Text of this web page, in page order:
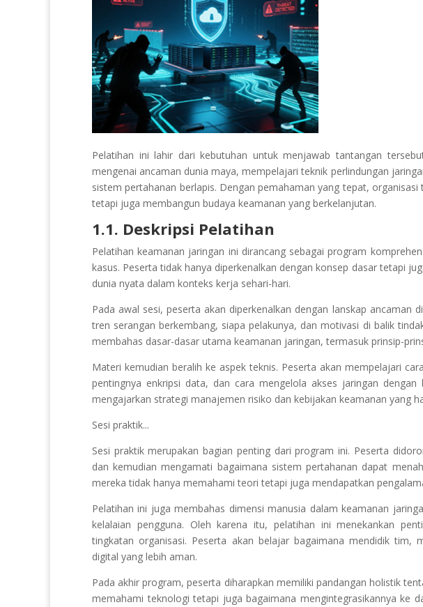
Pelatihan ini lahir dari kebutuhan untuk menjawab tantangan
mengenai ancaman dunia maya, mempelajari teknik perlindungan
sistem pertahanan berlapis. Dengan pemahaman yang tepat,
tetapi juga membangun budaya keamanan yang berkelanjutan.
1.1. Deskripsi Pelatihan
Pelatihan keamanan jaringan ini dirancang sebagai program
kasus. Peserta tidak hanya diperkenalkan dengan konsep dasar tetapi
dunia nyata dalam konteks kerja sehari-hari.
Pada awal sesi, peserta akan diperkenalkan dengan lanskap ancaman
tren serangan berkembang, siapa pelakunya, dan motivasi di balik
membahas dasar-dasar utama keamanan jaringan, termasuk prinsip-
Materi kemudian beralih ke aspek teknis. Peserta akan mempelajari
pentingnya enkripsi data, dan cara mengelola akses jaringan
mengajarkan strategi manajemen risiko dan kebijakan keamanan yang
Sesi praktik...
Sesi praktik merupakan bagian penting dari program ini. Peserta
dan kemudian mengamati bagaimana sistem pertahanan dapat
mereka tidak hanya memahami teori tetapi juga mendapatkan
Pelatihan ini juga membahas dimensi manusia dalam keamanan
kelalaian pengguna. Oleh karena itu, pelatihan ini menekankan
tingkatan organisasi. Peserta akan belajar bagaimana mendidik tim,
digital yang lebih aman.
Pada akhir program, peserta diharapkan memiliki pandangan holistik
memahami teknologi tetapi juga bagaimana mengintegrasikannya ke